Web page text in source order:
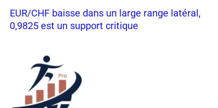
EUR/CHF baisse dans un large range latéral,
0,9825 est un support critique